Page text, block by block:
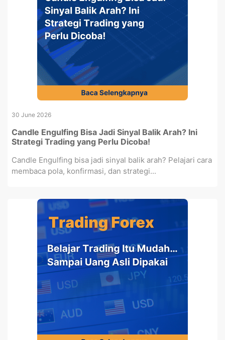
30 June 2026
Candle Engulfing Bisa Jadi Sinyal Balik Arah? Ini
Strategi Trading yang Perlu Dicoba!
Candle Engulfing bisa jadi sinyal balik arah? Pelajari cara
membaca pola, konfirmasi, dan strategi...